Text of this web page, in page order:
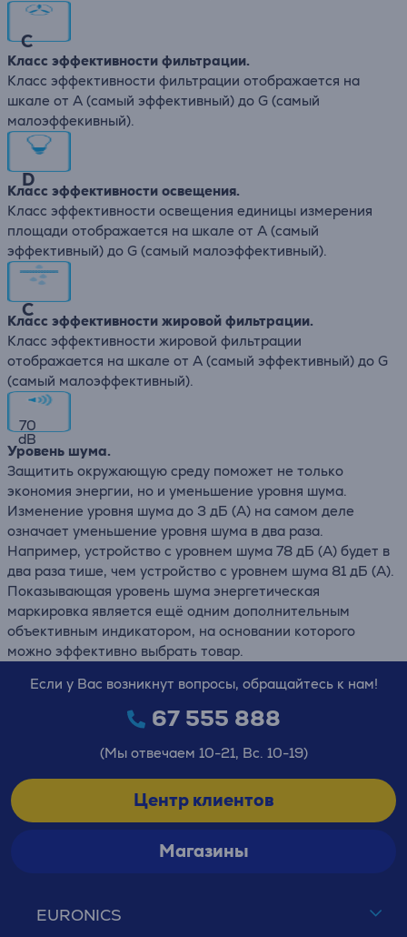
C
Класс эффективности фильтрации.
Класс эффективности фильтрации отображается на
шкале от А (самый эффективный) до G (самый
малоэффекивный).
D
Класс эффективности освещения.
Класс эффективности освещения единицы измерения
площади отображается на шкале от А (самый
эффективный) до G (самый малоэффективный).
C
Класс эффективности жировой фильтрации.
Класс эффективности жировой фильтрации
отображается на шкале от А (самый эффективный) до G
(самый малоэффективный).
70
dB
Уровень шума.
Защитить окружающую среду поможет не только
экономия энергии, но и уменьшение уровня шума.
Изменение уровня шума до 3 дБ (А) на самом деле
означает уменьшение уровня шума в два раза.
Например, устройство с уровнем шума 78 дБ (А) будет в
два раза тише, чем устройство с уровнем шума 81 дБ (А).
Показывающая уровень шума энергетическая
маркировка является ещё одним дополнительным
объективным индикатором, на основании которого
можно эффективно выбрать товар.
EURONICS
Если у Вас возникнут вопросы, обращайтесь к нам!
67 555 888
(Мы отвечаем 10-21, Вс. 10-19)
Центр клиентов
Магазины